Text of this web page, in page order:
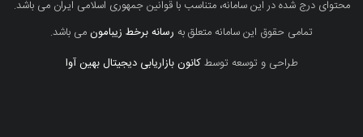
محتوای درج شده در این سامانه، متناسب با قوانین جمهوری اسلامی ایران می باشد.
تمامی حقوق این سامانه متعلق به رسانه برخط زیبامونمی باشد.
طراحی و توسعه توسطکانون بازاریابی دیجیتال بهین آوا